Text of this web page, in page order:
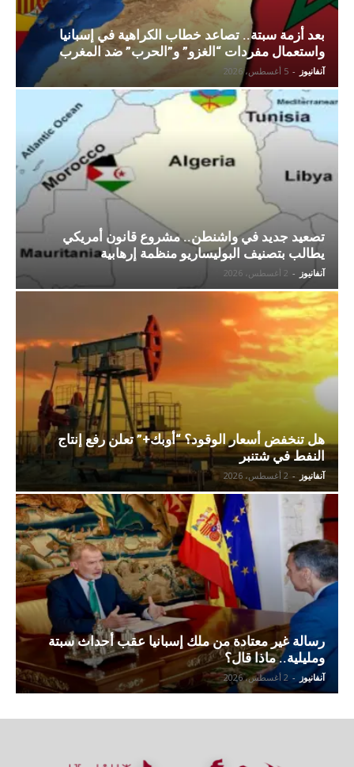
بعد أزمة سبتة.. تصاعد خطاب الكراهية في إسبانيا
واستعمال مفردات “الغزو” و”الحرب” ضد المغرب
آنفانيوز - 5 أغسطس، 2026
تصعيد جديد في واشنطن.. مشروع قانون أمريكي
يطالب بتصنيف البوليساريو منظمة إرهابية
آنفانيوز - 2 أغسطس، 2026
هل تنخفض أسعار الوقود؟ “أوبك+” تعلن رفع إنتاج
النفط في شتنبر
آنفانيوز - 2 أغسطس، 2026
رسالة غير معتادة من ملك إسبانيا عقب أحداث سبتة
ومليلية.. ماذا قال؟
آنفانيوز - 2 أغسطس، 2026